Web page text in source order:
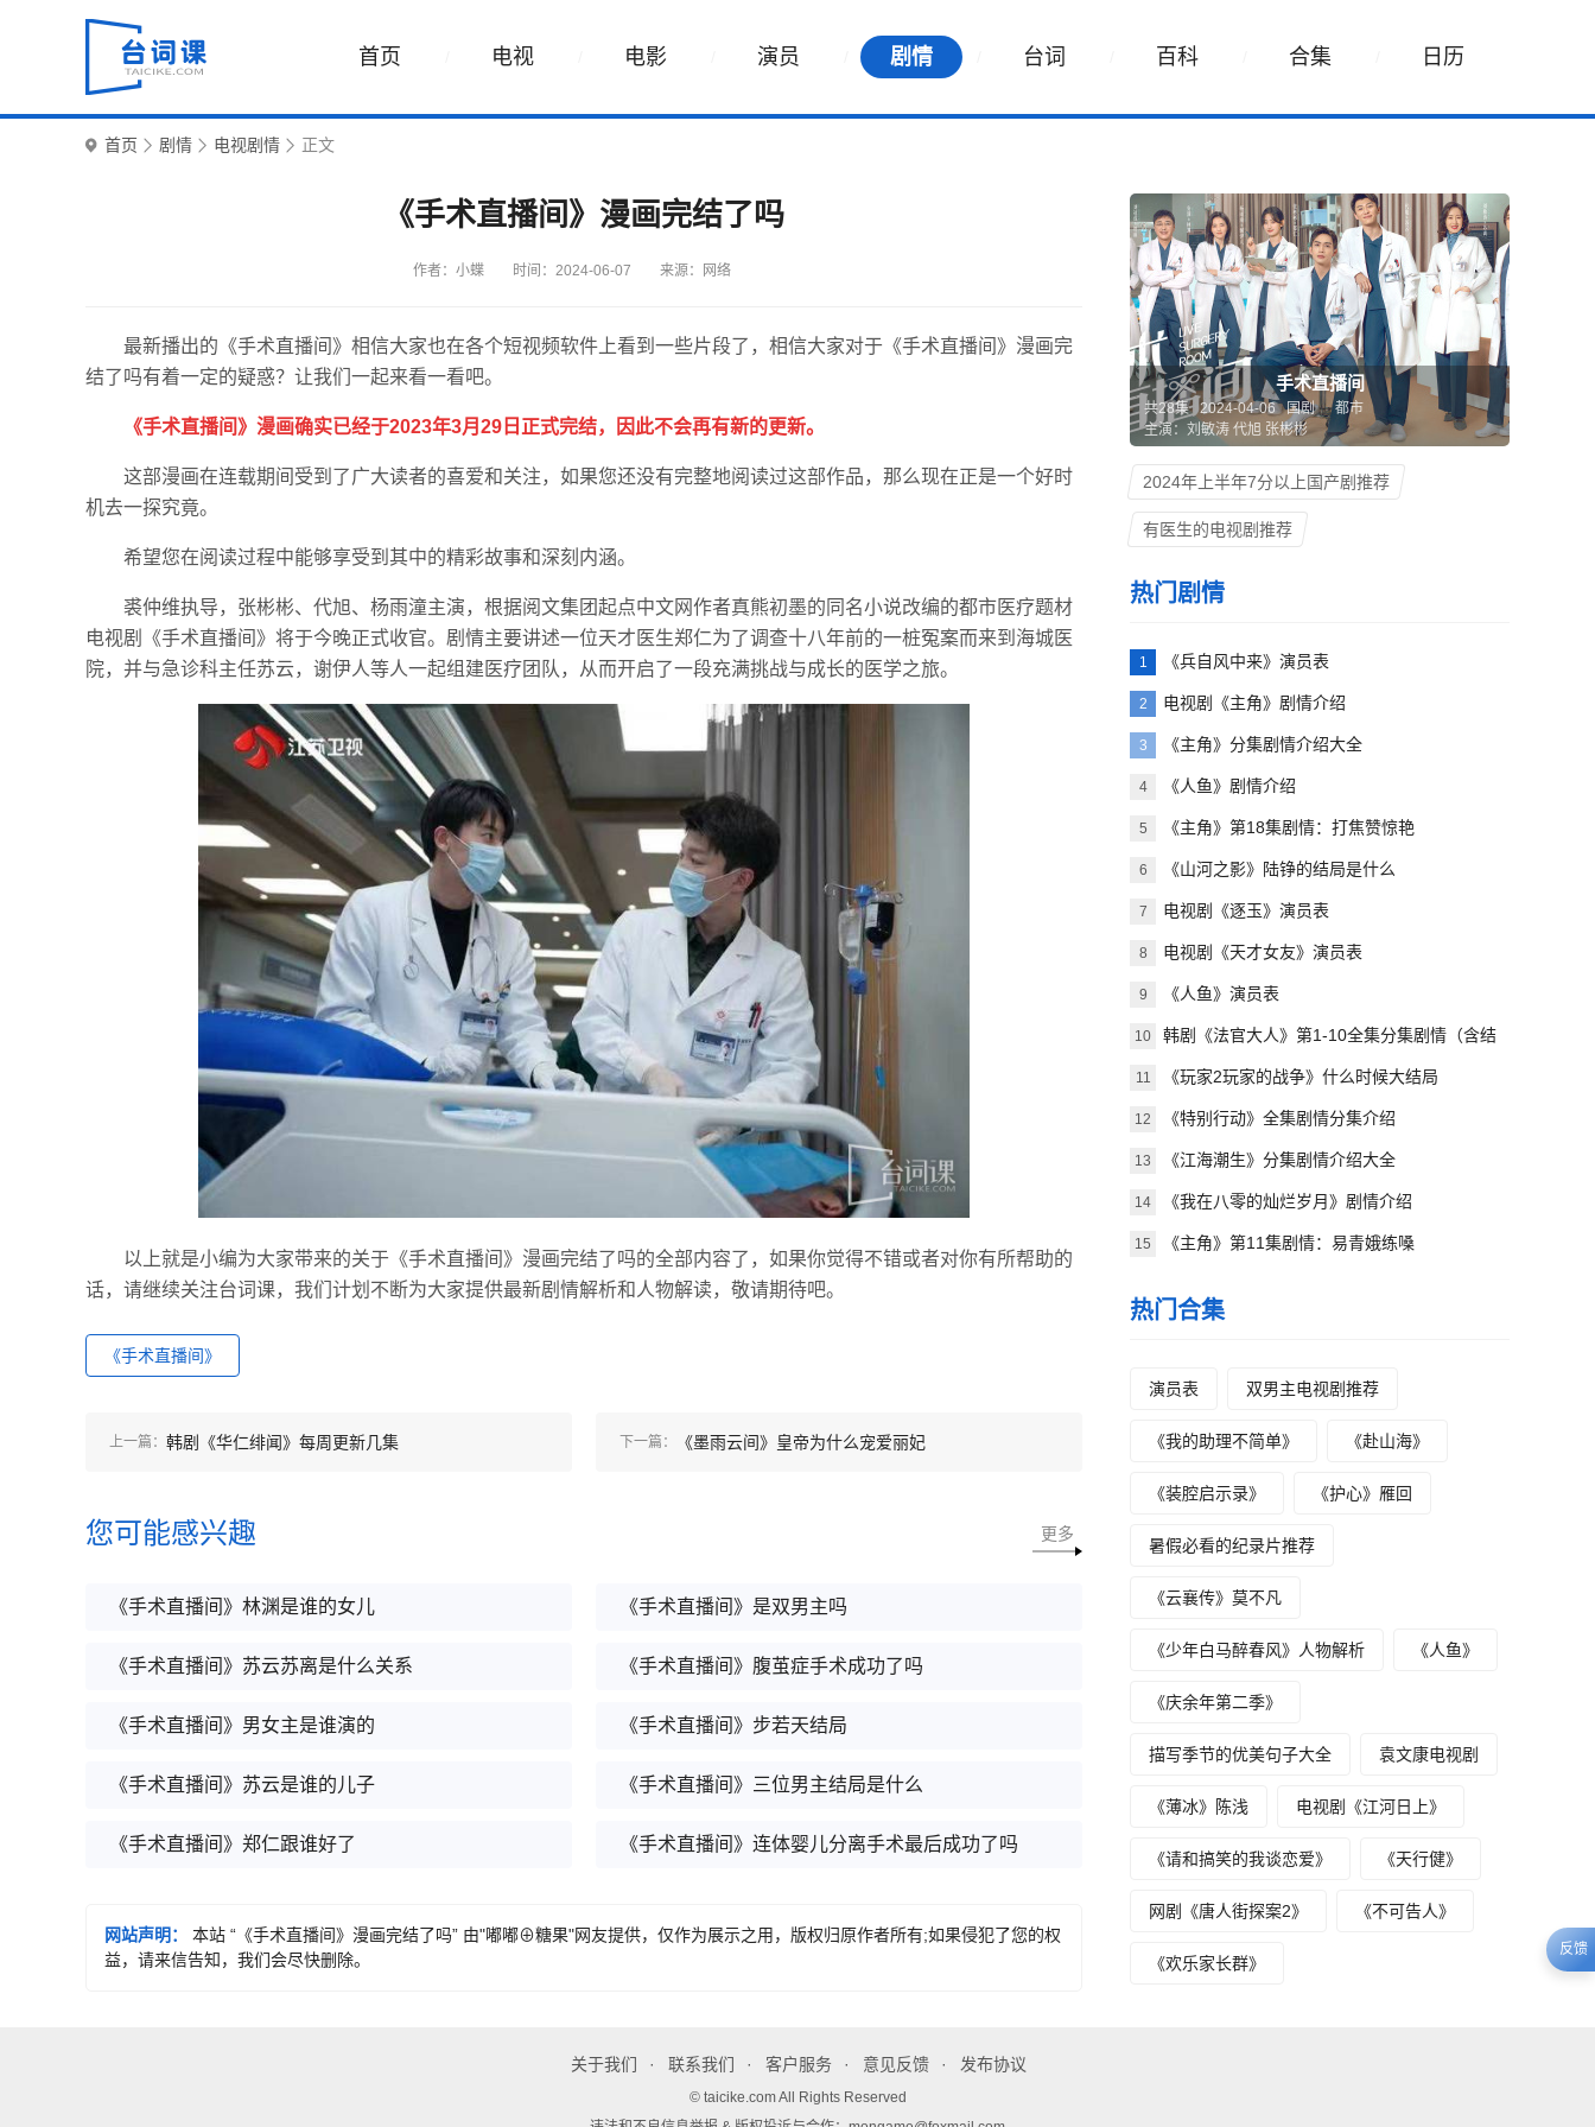
首页 电视 电影 演员 剧情 台词 百科 合集 日历
首页 剧情 电视剧情 正文
《手术直播间》漫画完结了吗
作者：小蝶 时间：2024-06-07 来源：网络
最新播出的《手术直播间》相信大家也在各个短视频软件上看到一些片段了，相信大家对于《手术直播间》漫画完
结了吗有着一定的疑惑？让我们一起来看一看吧。
《手术直播间》漫画确实已经于2023年3月29日正式完结，因此不会再有新的更新。
这部漫画在连载期间受到了广大读者的喜爱和关注，如果您还没有完整地阅读过这部作品，那么现在正是一个好时
机去一探究竟。
希望您在阅读过程中能够享受到其中的精彩故事和深刻内涵。
裘仲维执导，张彬彬、代旭、杨雨潼主演，根据阅文集团起点中文网作者真熊初墨的同名小说改编的都市医疗题材
电视剧《手术直播间》将于今晚正式收官。剧情主要讲述一位天才医生郑仁为了调查十八年前的一桩冤案而来到海城医
院，并与急诊科主任苏云，谢伊人等人一起组建医疗团队，从而开启了一段充满挑战与成长的医学之旅。
以上就是小编为大家带来的关于《手术直播间》漫画完结了吗的全部内容了，如果你觉得不错或者对你有所帮助的
话，请继续关注台词课，我们计划不断为大家提供最新剧情解析和人物解读，敬请期待吧。
《手术直播间》
上一篇： 韩剧《华仁绯闻》每周更新几集 下一篇： 《墨雨云间》皇帝为什么宠爱丽妃
您可能感兴趣 更多
《手术直播间》林渊是谁的女儿 《手术直播间》是双男主吗
《手术直播间》苏云苏离是什么关系 《手术直播间》腹茧症手术成功了吗
《手术直播间》男女主是谁演的 《手术直播间》步若天结局
《手术直播间》苏云是谁的儿子 《手术直播间》三位男主结局是什么
《手术直播间》郑仁跟谁好了 《手术直播间》连体婴儿分离手术最后成功了吗
网站声明：
本站 “《手术直播间》漫画完结了吗” 由"嘟嘟⊕糖果"网友提供，仅作为展示之用，版权归原作者所有;如果侵犯了您的权
益，请来信告知，我们会尽快删除。
手术直播间
共28集 2024-04-06 国剧
都市
主演：刘敏涛 代旭 张彬彬
2024年上半年7分以上国产剧推荐
有医生的电视剧推荐
热门剧情
1 《兵自风中来》演员表
2 电视剧《主角》剧情介绍
3 《主角》分集剧情介绍大全
4 《人鱼》剧情介绍
5 《主角》第18集剧情：打焦赞惊艳
6 《山河之影》陆铮的结局是什么
7 电视剧《逐玉》演员表
8 电视剧《天才女友》演员表
9 《人鱼》演员表
10 韩剧《法官大人》第1-10全集分集剧情（含结
局）
11 《玩家2玩家的战争》什么时候大结局
12 《特别行动》全集剧情分集介绍
13 《江海潮生》分集剧情介绍大全
14 《我在八零的灿烂岁月》剧情介绍
15 《主角》第11集剧情：易青娥练嗓
热门合集
演员表 双男主电视剧推荐
《我的助理不简单》 《赴山海》
《装腔启示录》 《护心》雁回
暑假必看的纪录片推荐
《云襄传》莫不凡
《少年白马醉春风》人物解析 《人鱼》
《庆余年第二季》
描写季节的优美句子大全 袁文康电视剧
《薄冰》陈浅 电视剧《江河日上》
《请和搞笑的我谈恋爱》 《天行健》
网剧《唐人街探案2》 《不可告人》
《欢乐家长群》
关于我们 联系我们 客户服务 意见反馈 发布协议
© taicike.com All Rights Reserved
反馈